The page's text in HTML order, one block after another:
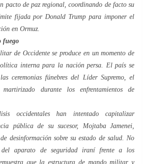
pacto de paz regional, coordinando de facto su
fijada por Donald Trump para imponer el
en Ormuz.
fuego
de Occidente se produce en un momento de
interna para la nación persa. El país se
ceremonias fúnebres del Líder Supremo, el
durante los enfrentamientos de
occidentales han intentado capitalizar
pública de su sucesor, Mojtaba Jamenei,
desinformación sobre su estado de salud. No
del aparato de seguridad iraní frente a los
que la estructura de mando militar y